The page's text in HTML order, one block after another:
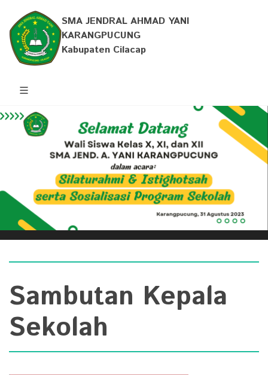
SMA JENDRAL AHMAD YANI
KARANGPUCUNG
Kabupaten Cilacap
Sambutan Kepala
Sekolah